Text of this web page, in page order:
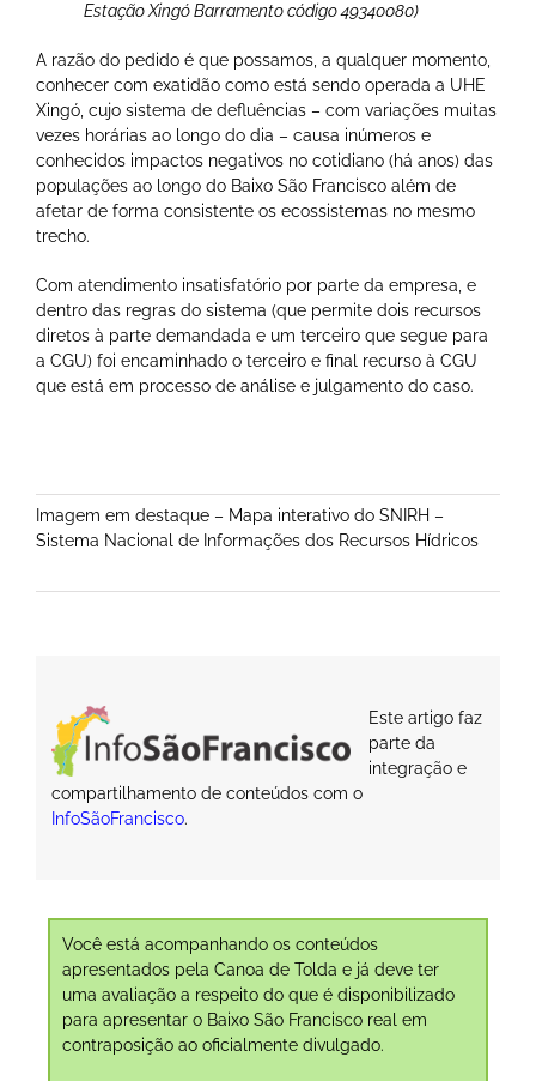
Estação Xingó Barramento código 49340080)
A razão do pedido é que possamos, a qualquer momento,
conhecer com exatidão como está sendo operada a UHE
Xingó, cujo sistema de defluências – com variações muitas
vezes horárias ao longo do dia – causa inúmeros e
conhecidos impactos negativos no cotidiano (há anos) das
populações ao longo do Baixo São Francisco além de
afetar de forma consistente os ecossistemas no mesmo
trecho.
Com atendimento insatisfatório por parte da empresa, e
dentro das regras do sistema (que permite dois recursos
diretos à parte demandada e um terceiro que segue para
a CGU) foi encaminhado o terceiro e final recurso à CGU
que está em processo de análise e julgamento do caso.
Imagem em destaque – Mapa interativo do SNIRH –
Sistema Nacional de Informações dos Recursos Hídricos
Este artigo faz
parte da
integração e
compartilhamento de conteúdos com o
InfoSãoFrancisco.
Você está acompanhando os conteúdos
apresentados pela Canoa de Tolda e já deve ter
uma avaliação a respeito do que é disponibilizado
para apresentar o Baixo São Francisco real em
contraposição ao oficialmente divulgado.